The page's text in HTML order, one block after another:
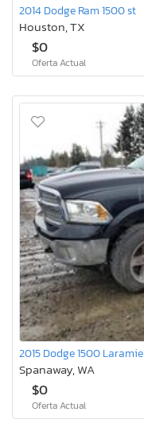
2014 Dodge Ram 1500 st
Houston, TX
$0
Oferta Actual
2015 Dodge 1500 Laramie
Spanaway, WA
$0
Oferta Actual